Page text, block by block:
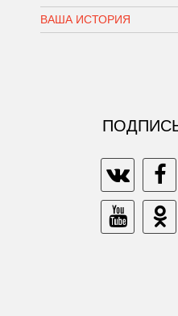
ВАША ИСТОРИЯ